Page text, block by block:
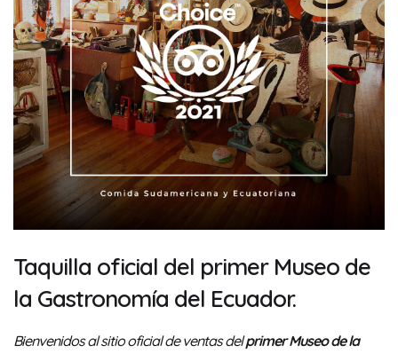
Taquilla oficial del primer Museo de
la Gastronomía del Ecuador.
Bienvenidos al sitio oficial de ventas delprimer Museo de la